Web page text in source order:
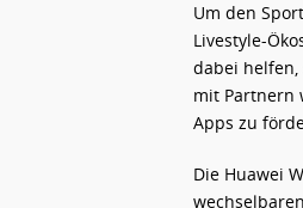
Um den
Livestyle-
dabei
mit Partnern
Apps zu
Die Huawei